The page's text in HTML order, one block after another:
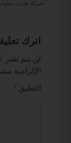
اترك
لن يتم نشر
الإلزامية
التعليق *